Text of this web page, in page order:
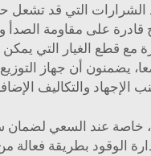
التي قد تشعل
قادرة على مقاومة
مع قطع الغيار التي
معا، يضمنون أن جهاز
الإجهاد والتكاليف
خاصة عند السعي